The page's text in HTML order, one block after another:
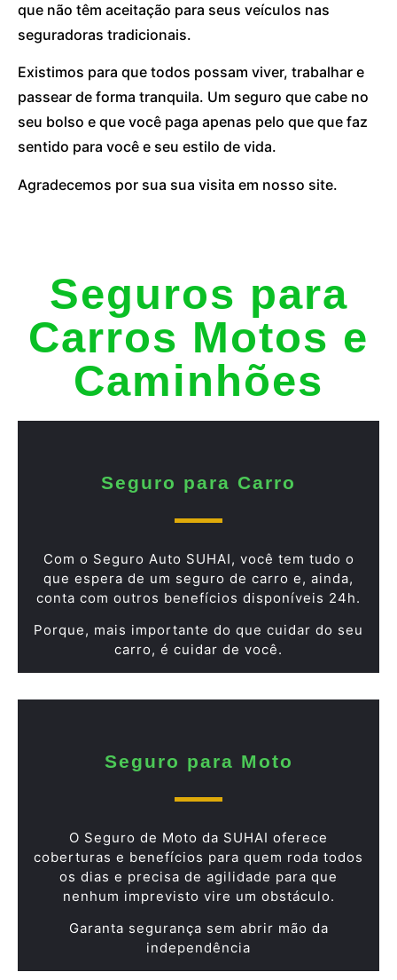
que não têm aceitação para seus veículos nas
seguradoras tradicionais.
Existimos para que todos possam viver, trabalhar e
passear de forma tranquila. Um seguro que cabe no
seu bolso e que você paga apenas pelo que que faz
sentido para você e seu estilo de vida.
Agradecemos por sua sua visita em nosso site.
Seguros para
Carros Motos e
Caminhões
Seguro para Carro
Com o Seguro Auto SUHAI, você tem tudo o
que espera de um seguro de carro e, ainda,
conta com outros benefícios disponíveis 24h.
Porque, mais importante do que cuidar do seu
carro, é cuidar de você.
Seguro para Moto
O Seguro de Moto da SUHAI oferece
coberturas e benefícios para quem roda todos
os dias e precisa de agilidade para que
nenhum imprevisto vire um obstáculo.
Garanta segurança sem abrir mão da
independência